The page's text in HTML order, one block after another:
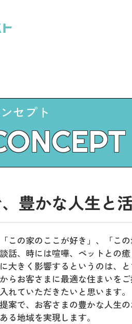
セプト
豊かな人生と
この家のここが好き」、「こ
話、時には喧嘩、ペットとの
大きく影響するというのは、と
らお客さまに最適な住まいを
れていただきたいと思います。
案で、お客さまの豊かな人生
る地域を実現します。